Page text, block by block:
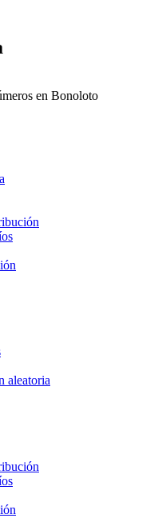
en Bonoloto
aleatoria